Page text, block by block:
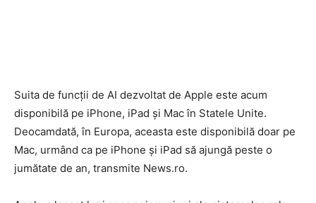
Suita de funcţii de AI dezvoltat de Apple este acum
disponibilă pe iPhone, iPad şi Mac în Statele Unite.
Deocamdată, în Europa, aceasta este disponibilă doar pe
Mac, urmând ca pe iPhone şi iPad să ajungă peste o
jumătate de an, transmite News.ro.